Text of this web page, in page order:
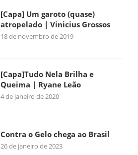
[Capa] Um garoto (quase)
atropelado | Vinicius Grossos
18 de novembro de 2019
[Capa]Tudo Nela Brilha e
Queima | Ryane Leão
4 de janeiro de 2020
Contra o Gelo chega ao Brasil
26 de janeiro de 2023